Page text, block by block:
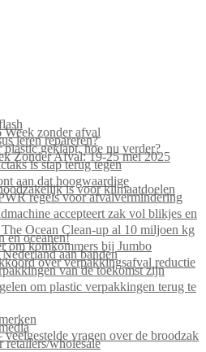
zonder afval
leren repareren?
geklapt, hoe nu verder?
Zonder Afval: 19-25 mei 2025
is stap terug tegen
aan dat hoogwaardige
is voor klimaatdoelen
regels voor afvalvermindering
accepteert zak vol blikjes en
Ocean Clean-up al 10 miljoen kg
en oceanen!
om komkommers bij Jumbo
aan banden
over verpakkingsafval reductie
van de toekomst zijn
om plastic verpakkingen terug te
vragen over de broodzak
wholesale